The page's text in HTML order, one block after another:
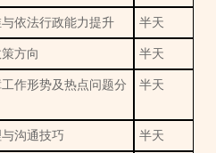
依法行政能力提升 半天
方向 半天
作形势及热点问题分
半天
沟通技巧 半天